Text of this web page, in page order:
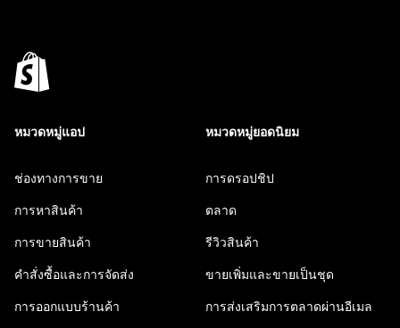
หมวดหมู่แอป
ช่องทางการขาย
การหาสินค้า
การขายสินค้า
คำสั่งซื้อและการจัดส่ง
การออกแบบร้านค้า
หมวดหมู่ยอดนิยม
การดรอปชิป
ตลาด
รีวิวสินค้า
ขายเพิ่มและขายเป็นชุด
การส่งเสริมการตลาดผ่านอีเมล